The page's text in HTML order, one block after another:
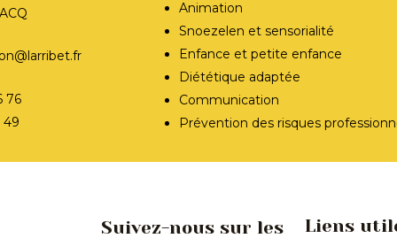
76
49
Animation
Snoezelen et sensorialité
Enfance et petite enfance
Diététique adaptée
Communication
Prévention des risques
Suivez-nous sur les
Liens